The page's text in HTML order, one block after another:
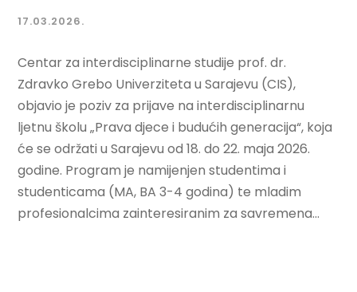
17.03.2026.
Centar za interdisciplinarne studije prof. dr.
Zdravko Grebo Univerziteta u Sarajevu (CIS),
objavio je poziv za prijave na interdisciplinarnu
ljetnu školu „Prava djece i budućih generacija“, koja
će se održati u Sarajevu od 18. do 22. maja 2026.
godine. Program je namijenjen studentima i
studenticama (MA, BA 3-4 godina) te mladim
profesionalcima zainteresiranim za savremena...